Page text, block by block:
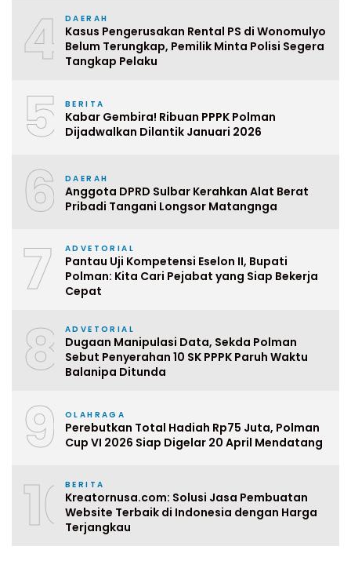
4 DAERAH
Kasus Pengerusakan Rental PS di Wonomulyo
Belum Terungkap, Pemilik Minta Polisi Segera
Tangkap Pelaku
5 BERITA
Kabar Gembira! Ribuan PPPK Polman
Dijadwalkan Dilantik Januari 2026
6 DAERAH
Anggota DPRD Sulbar Kerahkan Alat Berat
Pribadi Tangani Longsor Matangnga
7 ADVETORIAL
Pantau Uji Kompetensi Eselon II, Bupati
Polman: Kita Cari Pejabat yang Siap Bekerja
Cepat
8 ADVETORIAL
Dugaan Manipulasi Data, Sekda Polman
Sebut Penyerahan 10 SK PPPK Paruh Waktu
Balanipa Ditunda
9 OLAHRAGA
Perebutkan Total Hadiah Rp75 Juta, Polman
Cup VI 2026 Siap Digelar 20 April Mendatang
10BERITA
Kreatornusa.com: Solusi Jasa Pembuatan
Website Terbaik di Indonesia dengan Harga
Terjangkau